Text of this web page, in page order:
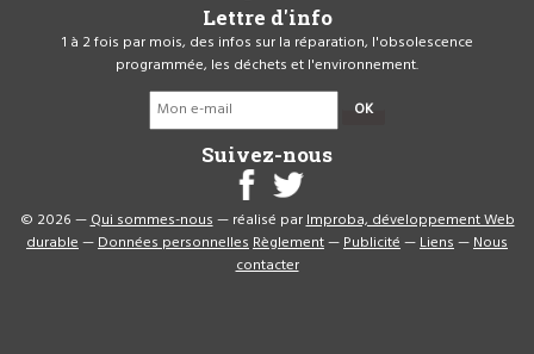
Lettre d'info
1 à 2 fois par mois, des infos sur la réparation, l'obsolescence
programmée, les déchets et l'environnement.
OK
Suivez-nous
© 2026 —Qui sommes-nous— réalisé parImproba, développement Web
durable—Données personnellesRèglement—Publicité—Liens—Nous
contacter